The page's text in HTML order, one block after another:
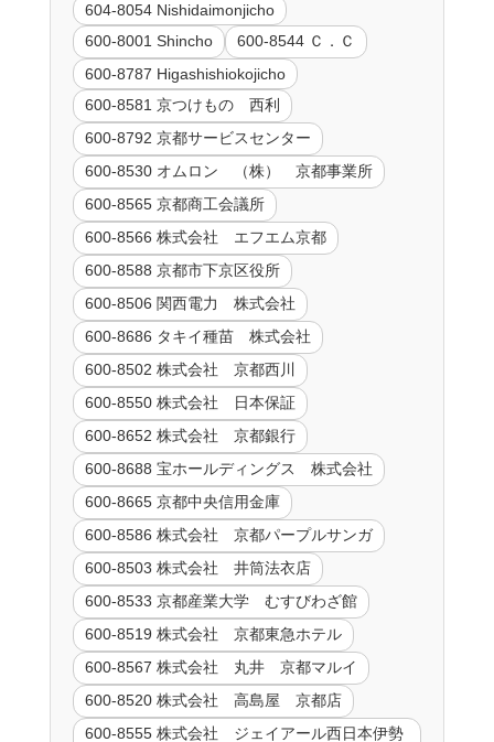
604-8054 Nishidaimonjicho
600-8001 Shincho
600-8544 Ｃ．Ｃ
600-8787 Higashishiokojicho
600-8581 京つけもの 西利
600-8792 京都サービスセンター
600-8530 オムロン （株） 京都事業所
600-8565 京都商工会議所
600-8566 株式会社 エフエム京都
600-8588 京都市下京区役所
600-8506 関西電力 株式会社
600-8686 タキイ種苗 株式会社
600-8502 株式会社 京都西川
600-8550 株式会社 日本保証
600-8652 株式会社 京都銀行
600-8688 宝ホールディングス 株式会社
600-8665 京都中央信用金庫
600-8586 株式会社 京都パープルサンガ
600-8503 株式会社 井筒法衣店
600-8533 京都産業大学 むすびわざ館
600-8519 株式会社 京都東急ホテル
600-8567 株式会社 丸井 京都マルイ
600-8520 株式会社 高島屋 京都店
600-8555 株式会社 ジェイアール西日本伊勢